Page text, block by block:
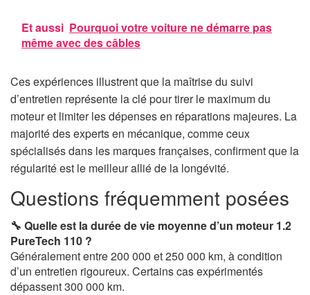
Et aussi Pourquoi votre voiture ne démarre pas
même avec des câbles
Ces expériences illustrent que la maîtrise du suivi
d’entretien représente la clé pour tirer le maximum du
moteur et limiter les dépenses en réparations majeures. La
majorité des experts en mécanique, comme ceux
spécialisés dans les marques françaises, confirment que la
régularité est le meilleur allié de la longévité.
Questions fréquemment posées
🔧 Quelle est la durée de vie moyenne d’un moteur 1.2
PureTech 110 ?
Généralement entre 200 000 et 250 000 km, à condition
d’un entretien rigoureux. Certains cas expérimentés
dépassent 300 000 km.